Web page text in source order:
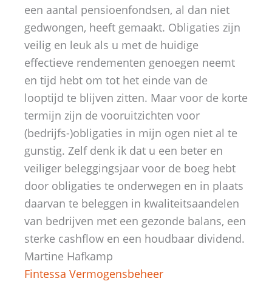
een aantal pensioenfondsen, al dan niet
gedwongen, heeft gemaakt. Obligaties zijn
veilig en leuk als u met de huidige
effectieve rendementen genoegen neemt
en tijd hebt om tot het einde van de
looptijd te blijven zitten. Maar voor de korte
termijn zijn de vooruitzichten voor
(bedrijfs-)obligaties in mijn ogen niet al te
gunstig. Zelf denk ik dat u een beter en
veiliger beleggingsjaar voor de boeg hebt
door obligaties te onderwegen en in plaats
daarvan te beleggen in kwaliteitsaandelen
van bedrijven met een gezonde balans, een
sterke cashflow en een houdbaar dividend.
Martine Hafkamp
Fintessa Vermogensbeheer